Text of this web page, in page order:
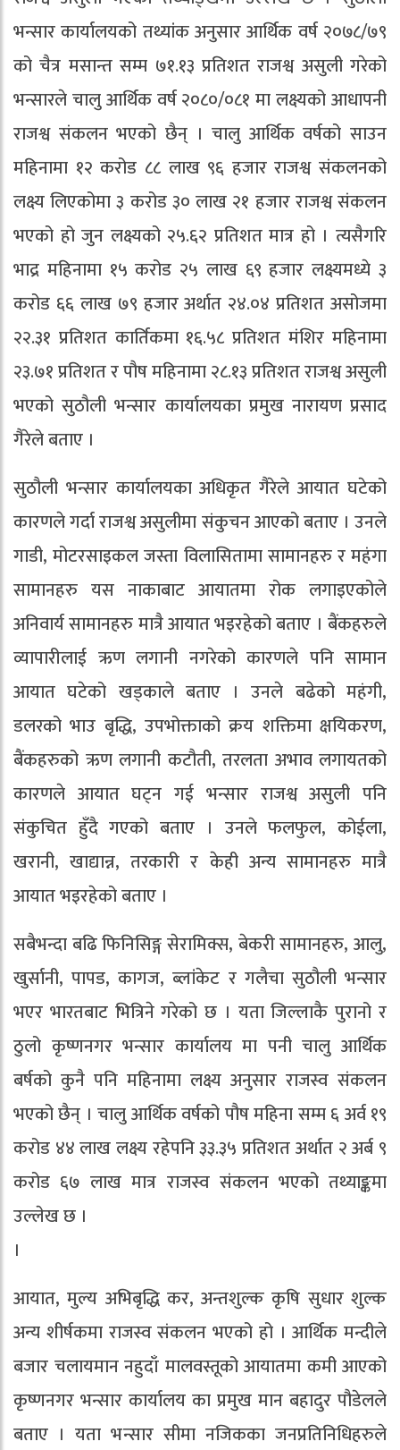
भन्सार कार्यालयको तथ्यांक अनुसार आर्थिक वर्ष २०७८/७९
को चैत्र मसान्त सम्म ७१.१३ प्रतिशत राजश्व असुली गरेको
भन्सारले चालु आर्थिक वर्ष २०८०/०८१ मा लक्ष्यको आधापनी
राजश्व संकलन भएको छैन् । चालु आर्थिक वर्षको साउन
महिनामा १२ करोड ८८ लाख ९६ हजार राजश्व संकलनको
लक्ष्य लिएकोमा ३ करोड ३० लाख २१ हजार राजश्व संकलन
भएको हो जुन लक्ष्यको २५.६२ प्रतिशत मात्र हो । त्यसैगरि
भाद्र महिनामा १५ करोड २५ लाख ६९ हजार लक्ष्यमध्ये ३
करोड ६६ लाख ७९ हजार अर्थात २४.०४ प्रतिशत असोजमा
२२.३१ प्रतिशत कार्तिकमा १६.५८ प्रतिशत मंशिर महिनामा
२३.७१ प्रतिशत र पौष महिनामा २८.१३ प्रतिशत राजश्व असुली
भएको सुठौली भन्सार कार्यालयका प्रमुख नारायण प्रसाद
गैरेले बताए ।
सुठौली भन्सार कार्यालयका अधिकृत गैरेले आयात घटेको
कारणले गर्दा राजश्व असुलीमा संकुचन आएको बताए । उनले
गाडी, मोटरसाइकल जस्ता विलासितामा सामानहरु र महंगा
सामानहरु यस नाकाबाट आयातमा रोक लगाइएकोले
अनिवार्य सामानहरु मात्रै आयात भइरहेको बताए । बैंकहरुले
व्यापारीलाई ऋण लगानी नगरेको कारणले पनि सामान
आयात घटेको खड्काले बताए । उनले बढेको महंगी,
डलरको भाउ बृद्धि, उपभोक्ताको क्रय शक्तिमा क्षयिकरण,
बैंकहरुको ऋण लगानी कटौती, तरलता अभाव लगायतको
कारणले आयात घट्न गई भन्सार राजश्व असुली पनि
संकुचित हुँदै गएको बताए । उनले फलफुल, कोईला,
खरानी, खाद्यान्न, तरकारी र केही अन्य सामानहरु मात्रै
आयात भइरहेको बताए ।
सबैभन्दा बढि फिनिसिङ्ग सेरामिक्स, बेकरी सामानहरु, आलु,
खुर्सानी, पापड, कागज, ब्लांकेट र गलैचा सुठौली भन्सार
भएर भारतबाट भित्रिने गरेको छ । यता जिल्लाकै पुरानो र
ठुलो कृष्णनगर भन्सार कार्यालय मा पनी चालु आर्थिक
बर्षको कुनै पनि महिनामा लक्ष्य अनुसार राजस्व संकलन
भएको छैन् । चालु आर्थिक वर्षको पौष महिना सम्म ६ अर्व १९
करोड ४४ लाख लक्ष्य रहेपनि ३३.३५ प्रतिशत अर्थात २ अर्ब ९
करोड ६७ लाख मात्र राजस्व संकलन भएको तथ्याङ्कमा
उल्लेख छ ।
।
आयात, मुल्य अभिबृद्धि कर, अन्तशुल्क कृषि सुधार शुल्क
अन्य शीर्षकमा राजस्व संकलन भएको हो । आर्थिक मन्दीले
बजार चलायमान नहुदाँ मालवस्तूको आयातमा कमी आएको
कृष्णनगर भन्सार कार्यालय का प्रमुख मान बहादुर पौडेलले
बताए । यता भन्सार सीमा नजिकका जनप्रतिनिधिहरुले